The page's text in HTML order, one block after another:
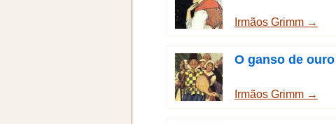
Irmãos Grimm →
O ganso de ouro
Irmãos Grimm →